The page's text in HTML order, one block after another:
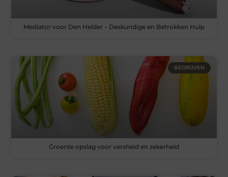
Mediator voor Den Helder – Deskundige en Betrokken Hulp
BEDRIJVEN
Groente opslag voor versheid en zekerheid